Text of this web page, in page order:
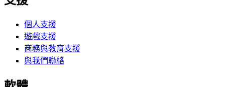
個人支援
遊戲支援
商務與教育支援
與我們聯絡